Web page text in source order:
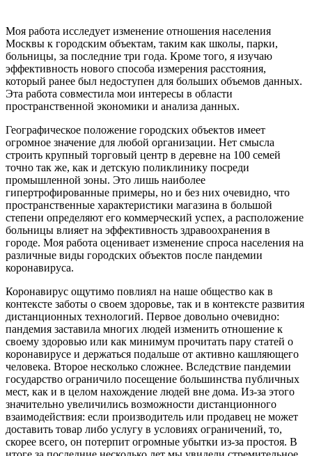
Моя работа исследует изменение отношения населения
Москвы к городским объектам, таким как школы, парки,
больницы, за последние три года. Кроме того, я изучаю
эффективность нового способа измерения расстояния,
который ранее был недоступен для больших объемов данных.
Эта работа совместила мои интересы в области
пространственной экономики и анализа данных.
Географическое положение городских объектов имеет
огромное значение для любой организации. Нет смысла
строить крупный торговый центр в деревне на 100 семей
точно так же, как и детскую поликлинику посреди
промышленной зоны. Это лишь наиболее
гипертрофированные примеры, но и без них очевидно, что
пространственные характеристики магазина в большой
степени определяют его коммерческий успех, а расположение
больницы влияет на эффективность здравоохранения в
городе. Моя работа оценивает изменение спроса населения на
различные виды городских объектов после пандемии
коронавируса.
Коронавирус ощутимо повлиял на наше общество как в
контексте заботы о своем здоровье, так и в контексте развития
дистанционных технологий. Первое довольно очевидно:
пандемия заставила многих людей изменить отношение к
своему здоровью или как минимум прочитать пару статей о
коронавирусе и держаться подальше от активно кашляющего
человека. Второе несколько сложнее. Вследствие пандемии
государство ограничило посещение большинства публичных
мест, как и в целом нахождение людей вне дома. Из-за этого
значительно увеличились возможности дистанционного
взаимодействия: если производитель или продавец не может
доставить товар либо услугу в условиях ограничений, то,
скорее всего, он потерпит огромные убытки из-за простоя. В